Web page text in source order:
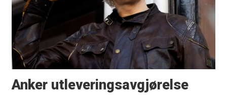
Anker utleveringsavgjørelse